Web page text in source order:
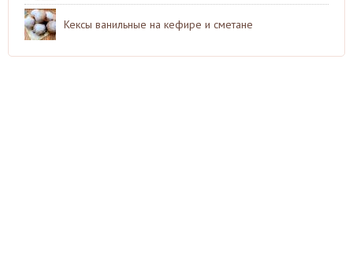
Кексы ванильные на кефире и сметане